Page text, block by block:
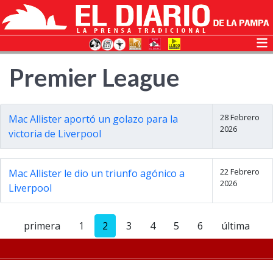
Premier League
Mac Allister aportó un golazo para la
victoria de Liverpool
28 Febrero
2026
Mac Allister le dio un triunfo agónico a
Liverpool
22 Febrero
2026
primera 1 2 3 4 5 6 última